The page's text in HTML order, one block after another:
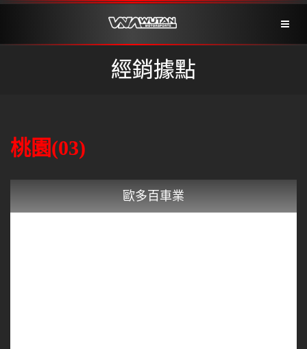
經銷據點
桃園(03)
歐多百車業